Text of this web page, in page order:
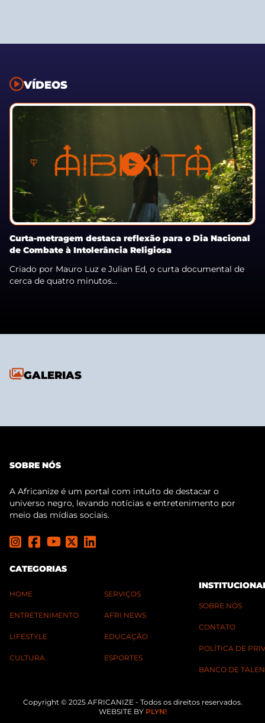
VÍDEOS
Curta-metragem destaca reflexão para o Dia Nacional
de Combate à Intolerância Religiosa
Criado por Mauro Luz e Julian Ed, o curta documental de
cerca de quatro minutos...
GALERIAS
SOBRE NÓS
A Africanize é um portal com intuito de destacar o
universo negro, levando notícias e entretenimento por
meio das mídias sociais.
CATEGORIAS
HOME
ENTRETENIMENTO
LIFESTYLE
CULTURA
SERVIÇOS
AFRI NEWS
EDUCAÇÃO
ESPORTES
SOBRE NÓS
CONTATO
POLÍTICA DE
BANCO DE
Copyright © 2025 AFRICANIZE - Todos os direitos reservados.
WEBSITE BY PLYN!